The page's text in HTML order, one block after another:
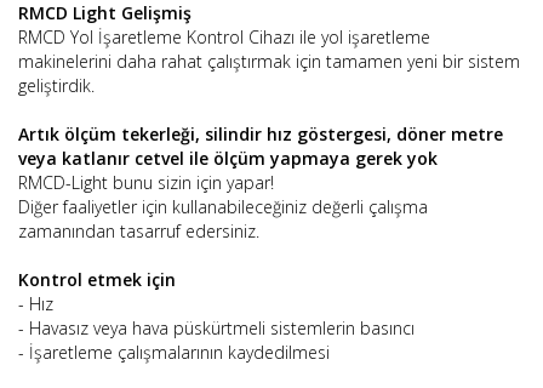
RMCD Light Gelişmiş
RMCD Yol İşaretleme Kontrol Cihazı ile yol işaretleme
makinelerini daha rahat çalıştırmak için tamamen yeni bir sistem
geliştirdik.
Artık ölçüm tekerleği, silindir hız göstergesi, döner metre
veya katlanır cetvel ile ölçüm yapmaya gerek yok
RMCD-Light bunu sizin için yapar!
Diğer faaliyetler için kullanabileceğiniz değerli çalışma
zamanından tasarruf edersiniz.
Kontrol etmek için
- Hız
- Havasız veya hava püskürtmeli sistemlerin basıncı
- İşaretleme çalışmalarının kaydedilmesi